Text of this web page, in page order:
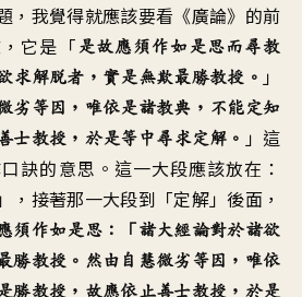
， 我覺得就應該要看《廣論》的前
， 它是「 是故 應須作如是思而尋教
求解脫者 ， 實是無欺最勝教授 。 」
劣等因 ， 唯依是諸教典 ， 不能定知
士教授 ， 於是等中尋求定解 。 」 這
訣的意思 。 這一大段應該放在 ：
」， 接著那一大段到 「定解」後面，
須作如是思：「諸大經論對於諸欲
勝教授。然由自慧微劣等因，唯依
勝教授，故應依止善士教授，於是